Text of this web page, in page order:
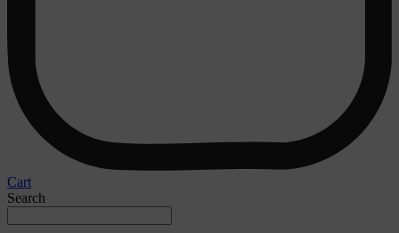
Cart
Search